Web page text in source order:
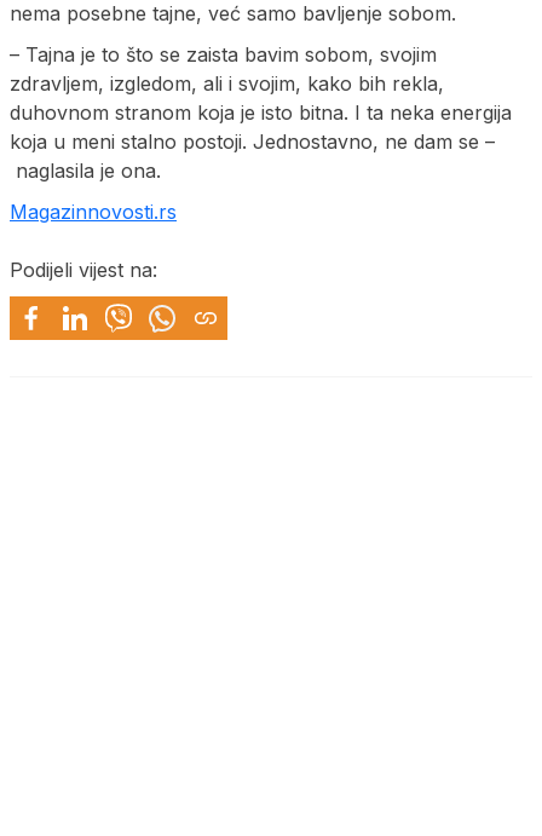
nema posebne tajne, već samo bavljenje sobom.
– Tajna je to što se zaista bavim sobom, svojim
zdravljem, izgledom, ali i svojim, kako bih rekla,
duhovnom stranom koja je isto bitna. I ta neka energija
koja u meni stalno postoji. Jednostavno, ne dam se –
naglasila je ona.
Magazinnovosti.rs
Podijeli vijest na: